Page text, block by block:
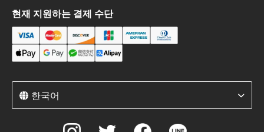
현재 지원하는 결제 수단
한국어